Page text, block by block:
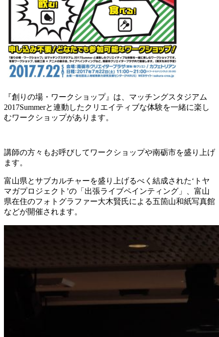
『創りの場・ワークショップ』は、マッチングスタジアム
2017Summerと連動したクリエイティブな体験を一緒に楽し
むワークショップがあります。
講師の方々もお呼びしてワークショップや南砺市を盛り上げ
ます。
富山県とサブカルチャーを盛り上げるべく結成された‘トヤ
マガプロジェクト’の「出張ライブペインティング」、富山
県在住のフォトグラファー大木賢氏による五箇山和紙写真館
などが開催されます。